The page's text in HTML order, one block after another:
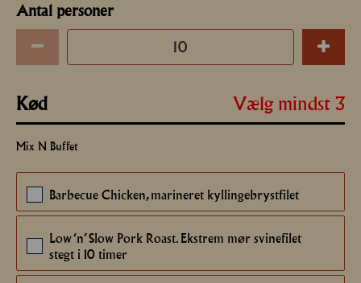
Kød Vælg mindst 3
Mix N Buffet
Barbecue Chicken, marineret kyllingebrystfilet
Low ‘n’ Slow Pork Roast. Ekstrem mør svinefilet
stegt i 10 timer
Antal personer